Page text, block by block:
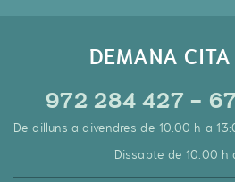
DEMANA
972 284 427 -
De dilluns a divendres de 10.00 h a
Dissabte de 10.00 h